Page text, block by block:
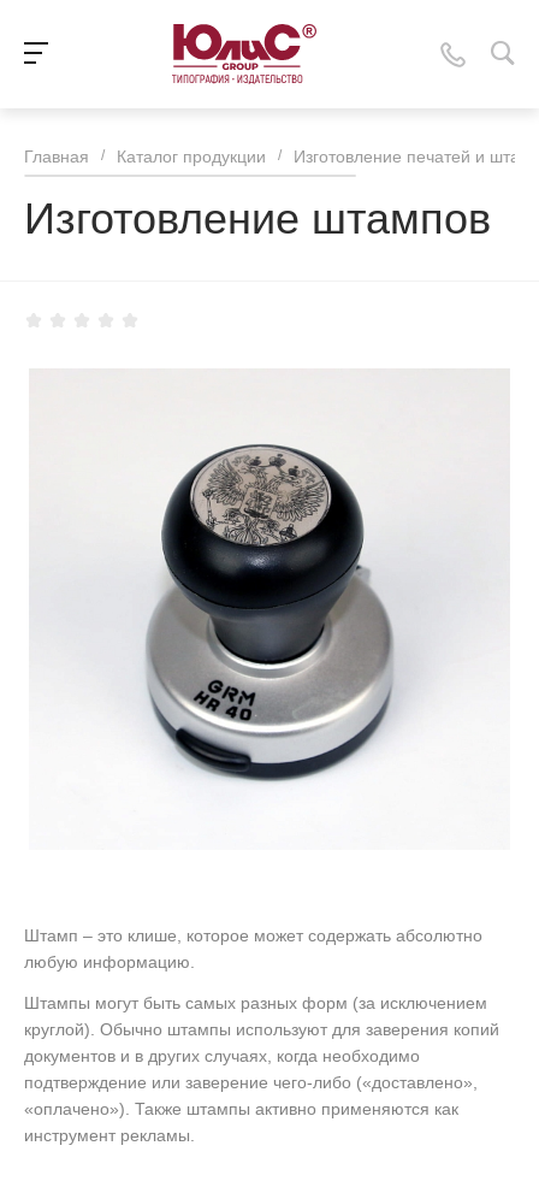
Главная / Каталог продукции / Изготовление печатей и
Изготовление штампов
Штамп – это клише, которое может содержать абсолютно
любую информацию.
Штампы могут быть самых разных форм (за исключением
круглой). Обычно штампы используют для заверения копий
документов и в других случаях, когда необходимо
подтверждение или заверение чего-либо («доставлено»,
«оплачено»). Также штампы активно применяются как
инструмент рекламы.